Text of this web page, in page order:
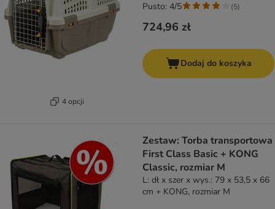
4 opcji
724,96 zł
Pusto: 4/5 (5)
Dodaj do koszyka
Zestaw: Torba transportowa
First Class Basic + KONG
Classic, rozmiar M
L: dł x szer x wys.: 79 x 53,5 x 66
cm + KONG, rozmiar M